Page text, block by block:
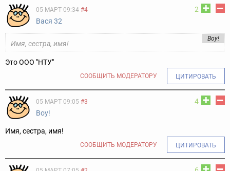
2
05 МАРТ 09:34 #4
Вася 32
Воу!
Имя, сестра, имя!
Это ООО "НТУ"
СООБЩИТЬ МОДЕРАТОРУ ЦИТИРОВАТЬ
4
05 МАРТ 09:05 #3
Воу!
Имя, сестра, имя!
СООБЩИТЬ МОДЕРАТОРУ ЦИТИРОВАТЬ